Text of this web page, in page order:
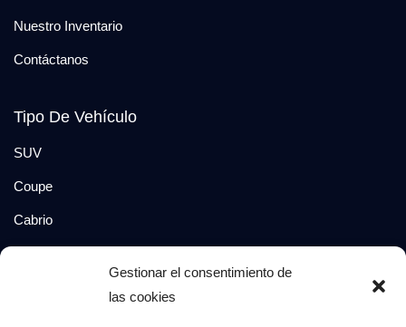
Gestionar el consentimiento de
las cookies
Nuestro Inventario
Contáctanos
Tipo De Vehículo
SUV
Coupe
Cabrio